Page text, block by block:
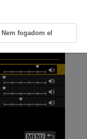
) lehetőséget.
Nem fogadom el